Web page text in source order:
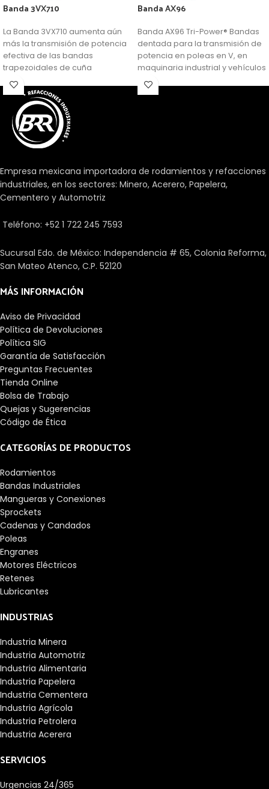
Banda 3VX710
La Banda 3VX710 aumenta aún
más la transmisión de potencia
efectiva de las bandas
trapezoidales de cuña
profunda.
Banda AX96
Banda AX96 Tri-Power® Bandas
dentada para la transmisión de
potencia en poleas en V, en
maquinaria industrial y vehículos
de servicio pesado. Combina
las ventajas de las tradicionales
Empresa mexicana importadora de rodamientos y refacciones
industriales, en los sectores: Minero, Acerero, Papelera,
Cementero y Automotriz
Teléfono: +52 1 722 245 7593
Sucursal Edo. de México: Independencia # 65, Colonia Reforma,
San Mateo Atenco, C.P. 52120
MÁS INFORMACIÓN
Aviso de Privacidad
Política de Devoluciones
Política SIG
Garantía de Satisfacción
Preguntas Frecuentes
Tienda Online
Bolsa de Trabajo
Quejas y Sugerencias
Código de Ética
CATEGORÍAS DE PRODUCTOS
Rodamientos
Bandas Industriales
Mangueras y Conexiones
Sprockets
Cadenas y Candados
Poleas
Engranes
Motores Eléctricos
Retenes
Lubricantes
INDUSTRIAS
Industria Minera
Industria Automotriz
Industria Alimentaria
Industria Papelera
Industria Cementera
Industria Agrícola
Industria Petrolera
Industria Acerera
SERVICIOS
Urgencias 24/365